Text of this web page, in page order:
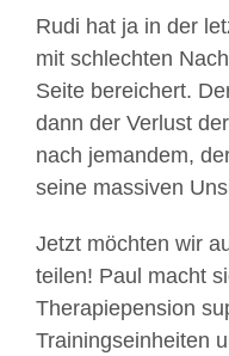
Rudi hat ja in der
mit schlechten
Seite bereichert.
dann der Verlust
nach jemandem,
seine massiven
Jetzt möchten wir
teilen! Paul macht
Therapiepension
Trainingseinheiten